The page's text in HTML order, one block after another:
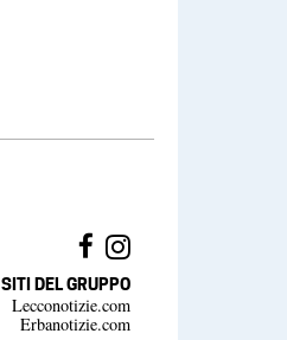
SITI DEL GRUPPO
Lecconotizie.com
Erbanotizie.com